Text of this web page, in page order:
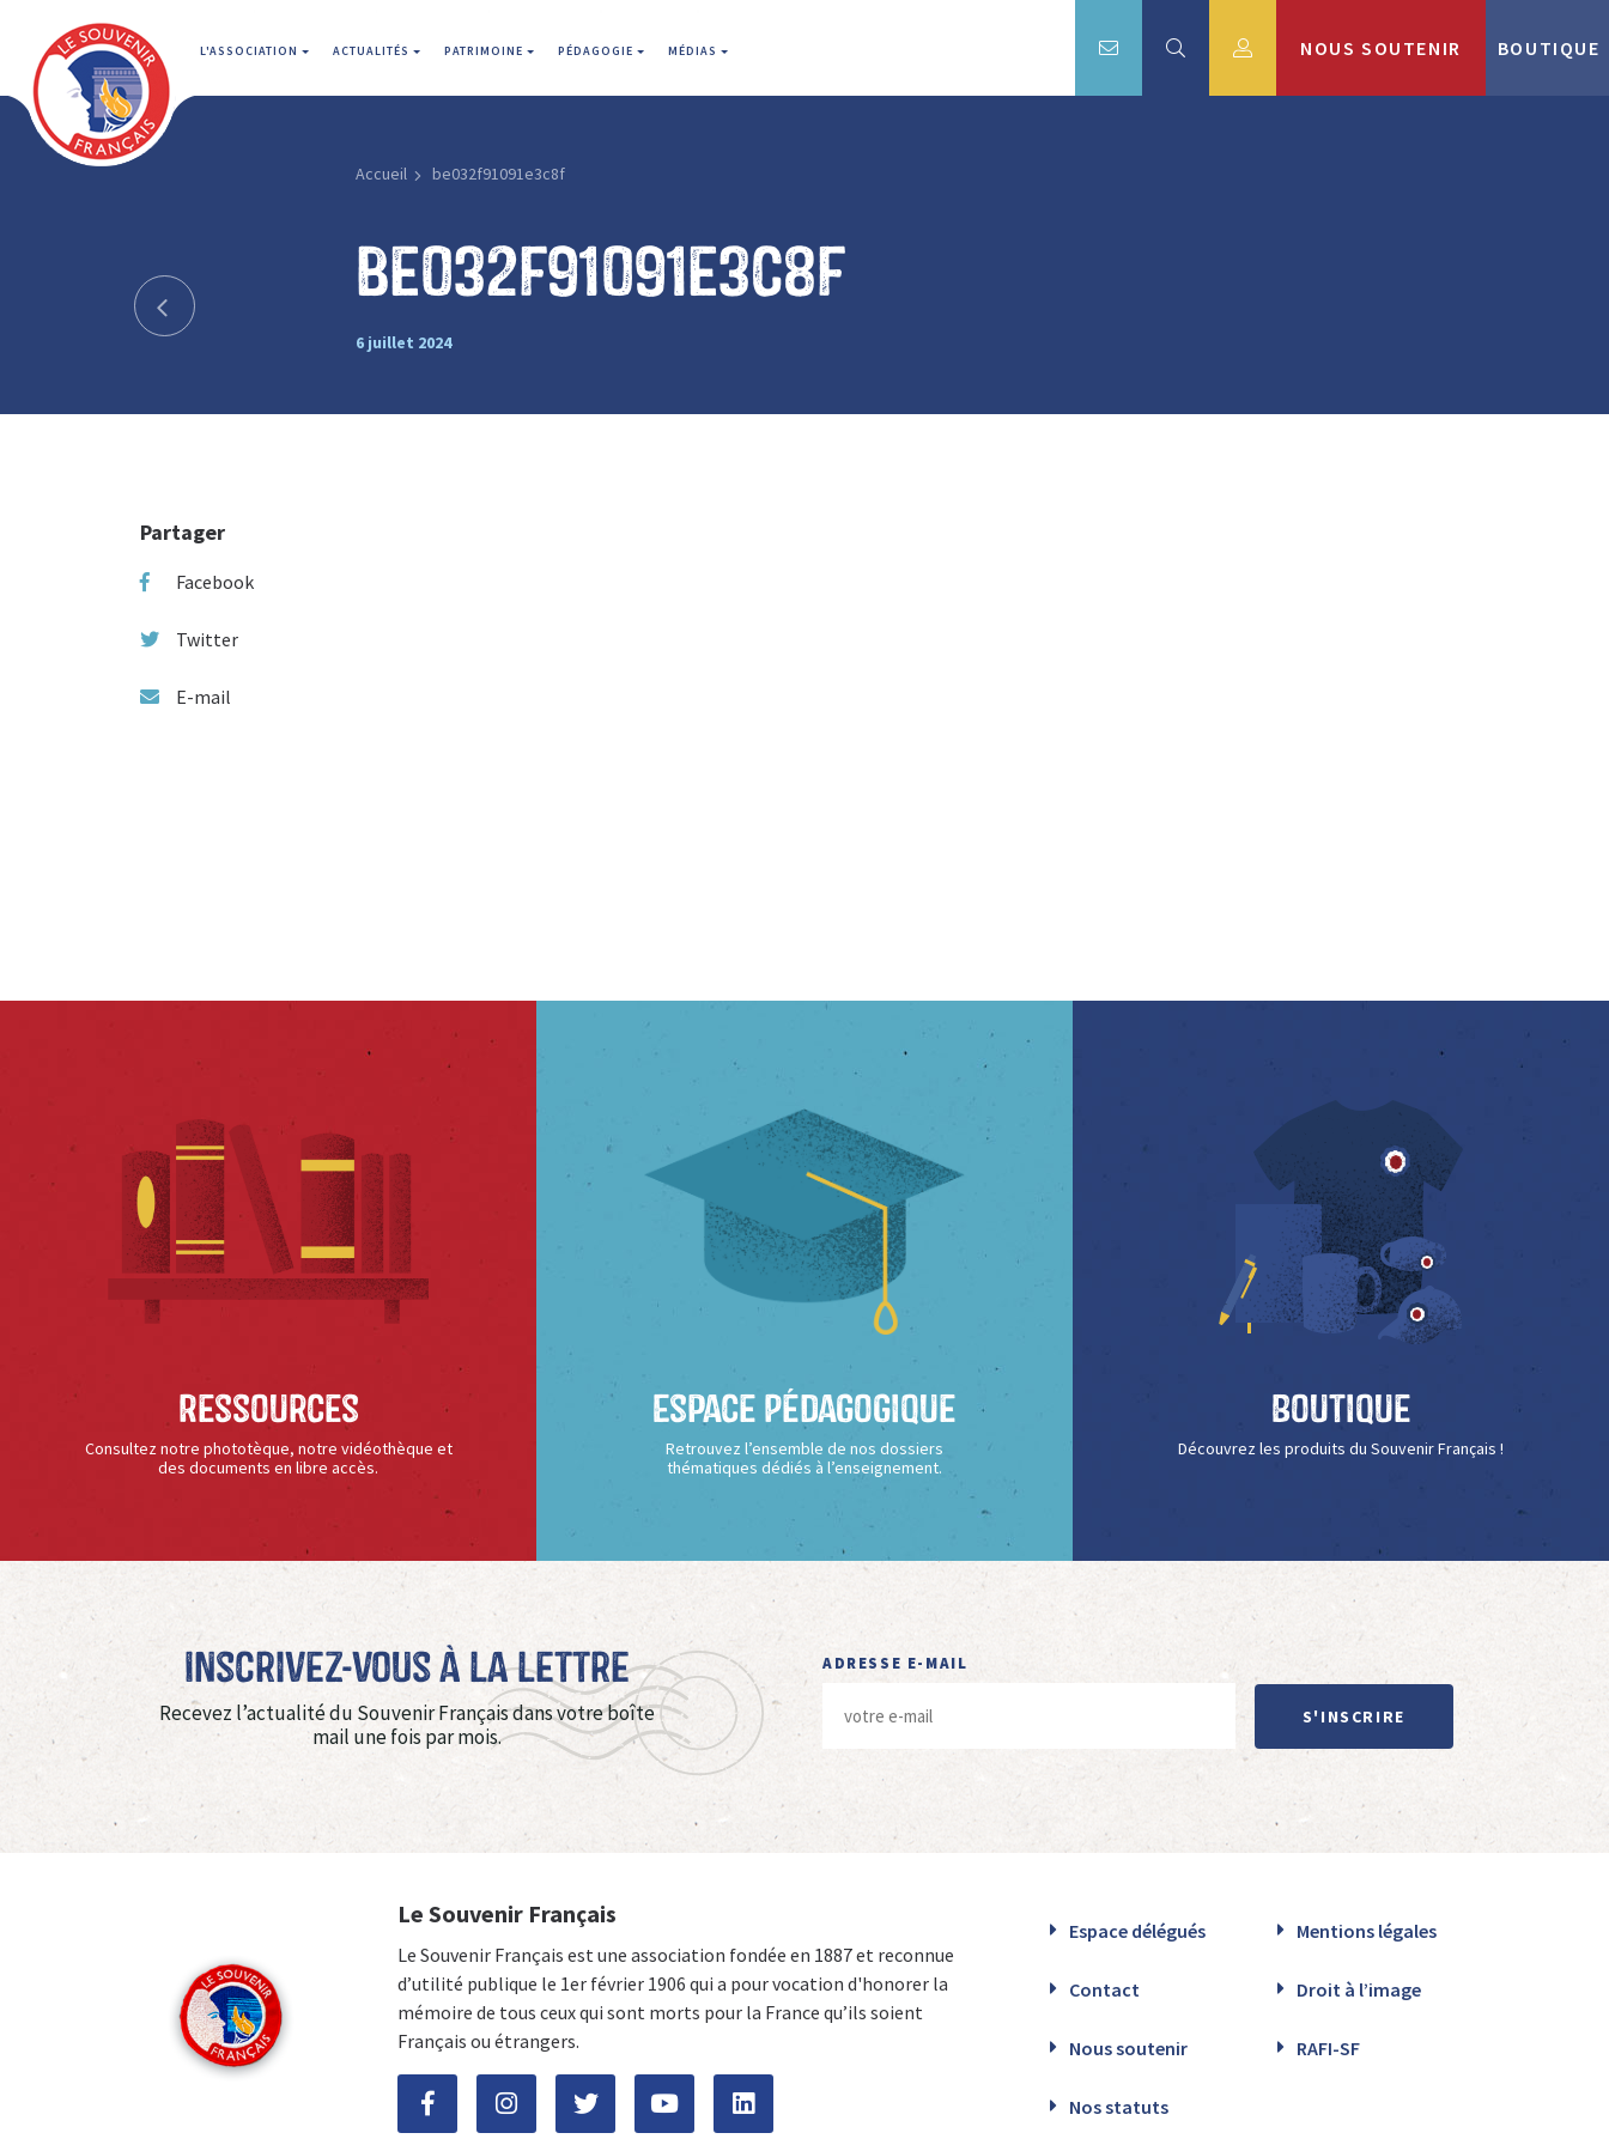
L'ASSOCIATION ACTUALITÉS PATRIMOINE PÉDAGOGIE MÉDIAS NOUS SOUTENIR BOUTIQUE
Accueil be032f91091e3c8f
be032f91091e3c8f
6 juillet 2024
Partager
Facebook
Twitter
E-mail
Ressources
Consultez notre phototèque, notre vidéothèque et
des documents en libre accès.
Espace Pédagogique
Retrouvez l’ensemble de nos dossiers
thématiques dédiés à l’enseignement.
Boutique
Découvrez les produits du Souvenir Français !
Inscrivez-vous à La Lettre
Recevez l’actualité du Souvenir Français dans votre boîte
mail une fois par mois.
ADRESSE E-MAIL
S'INSCRIRE
Le Souvenir Français
Le Souvenir Français est une association fondée en 1887 et reconnue
d’utilité publique le 1er février 1906 qui a pour vocation d'honorer la
mémoire de tous ceux qui sont morts pour la France qu’ils soient
Français ou étrangers.
Espace délégués Mentions légales
Contact Droit à l’image
Nous soutenir RAFI-SF
Nos statuts